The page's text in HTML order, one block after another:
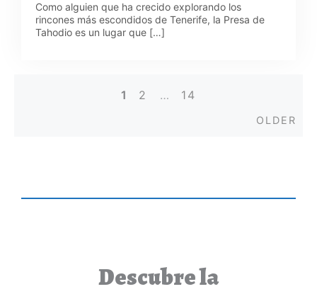
Como alguien que ha crecido explorando los
rincones más escondidos de Tenerife, la Presa de
Tahodio es un lugar que […]
1 2 …
14
OLDER
Descubre la